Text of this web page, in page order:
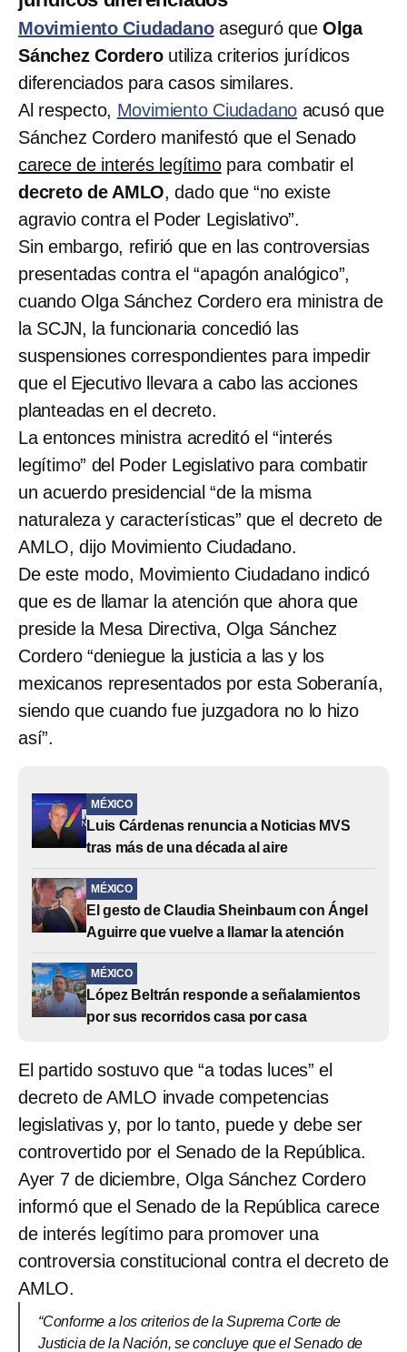
Movimiento Ciudadano aseguró que Olga
Sánchez Cordero utiliza criterios jurídicos
diferenciados para casos similares.
Al respecto, Movimiento Ciudadano acusó que
Sánchez Cordero manifestó que el Senado
carece de interés legítimopara combatir el
decreto de AMLO, dado que “no existe
agravio contra el Poder Legislativo”.
Sin embargo, refirió que en las controversias
presentadas contra el “apagón analógico”,
cuando Olga Sánchez Cordero era ministra de
la SCJN, la funcionaria concedió las
suspensiones correspondientes para impedir
que el Ejecutivo llevara a cabo las acciones
planteadas en el decreto.
La entonces ministra acreditó el “interés
legítimo” del Poder Legislativo para combatir
un acuerdo presidencial “de la misma
naturaleza y características” que el decreto de
AMLO, dijo Movimiento Ciudadano.
De este modo, Movimiento Ciudadano indicó
que es de llamar la atención que ahora que
preside la Mesa Directiva, Olga Sánchez
Cordero “deniegue la justicia a las y los
mexicanos representados por esta Soberanía,
siendo que cuando fue juzgadora no lo hizo
así”.
MÉXICO
Luis Cárdenas renuncia a Noticias MVS
tras más de una década al aire
MÉXICO
El gesto de Claudia Sheinbaum con Ángel
Aguirre que vuelve a llamar la atención
MÉXICO
López Beltrán responde a señalamientos
por sus recorridos casa por casa
El partido sostuvo que “a todas luces” el
decreto de AMLO invade competencias
legislativas y, por lo tanto, puede y debe ser
controvertido por el Senado de la República.
Ayer 7 de diciembre, Olga Sánchez Cordero
informó que el Senado de la República carece
de interés legítimo para promover una
controversia constitucional contra el decreto de
AMLO.
“Conforme a los criterios de la Suprema Corte de
Justicia de la Nación, se concluye que el Senado de